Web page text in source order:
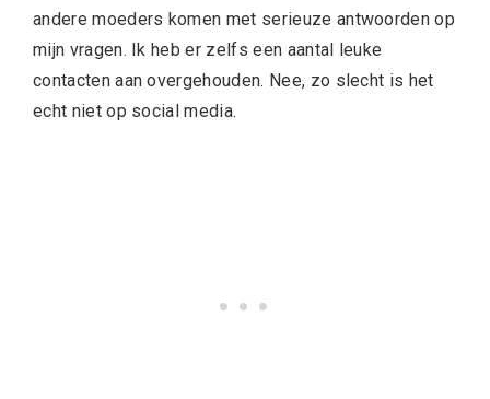
andere moeders komen met serieuze antwoorden op
mijn vragen. Ik heb er zelfs een aantal leuke
contacten aan overgehouden. Nee, zo slecht is het
echt niet op social media.